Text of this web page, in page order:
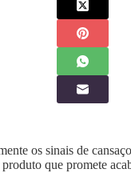
os sinais de
que promete